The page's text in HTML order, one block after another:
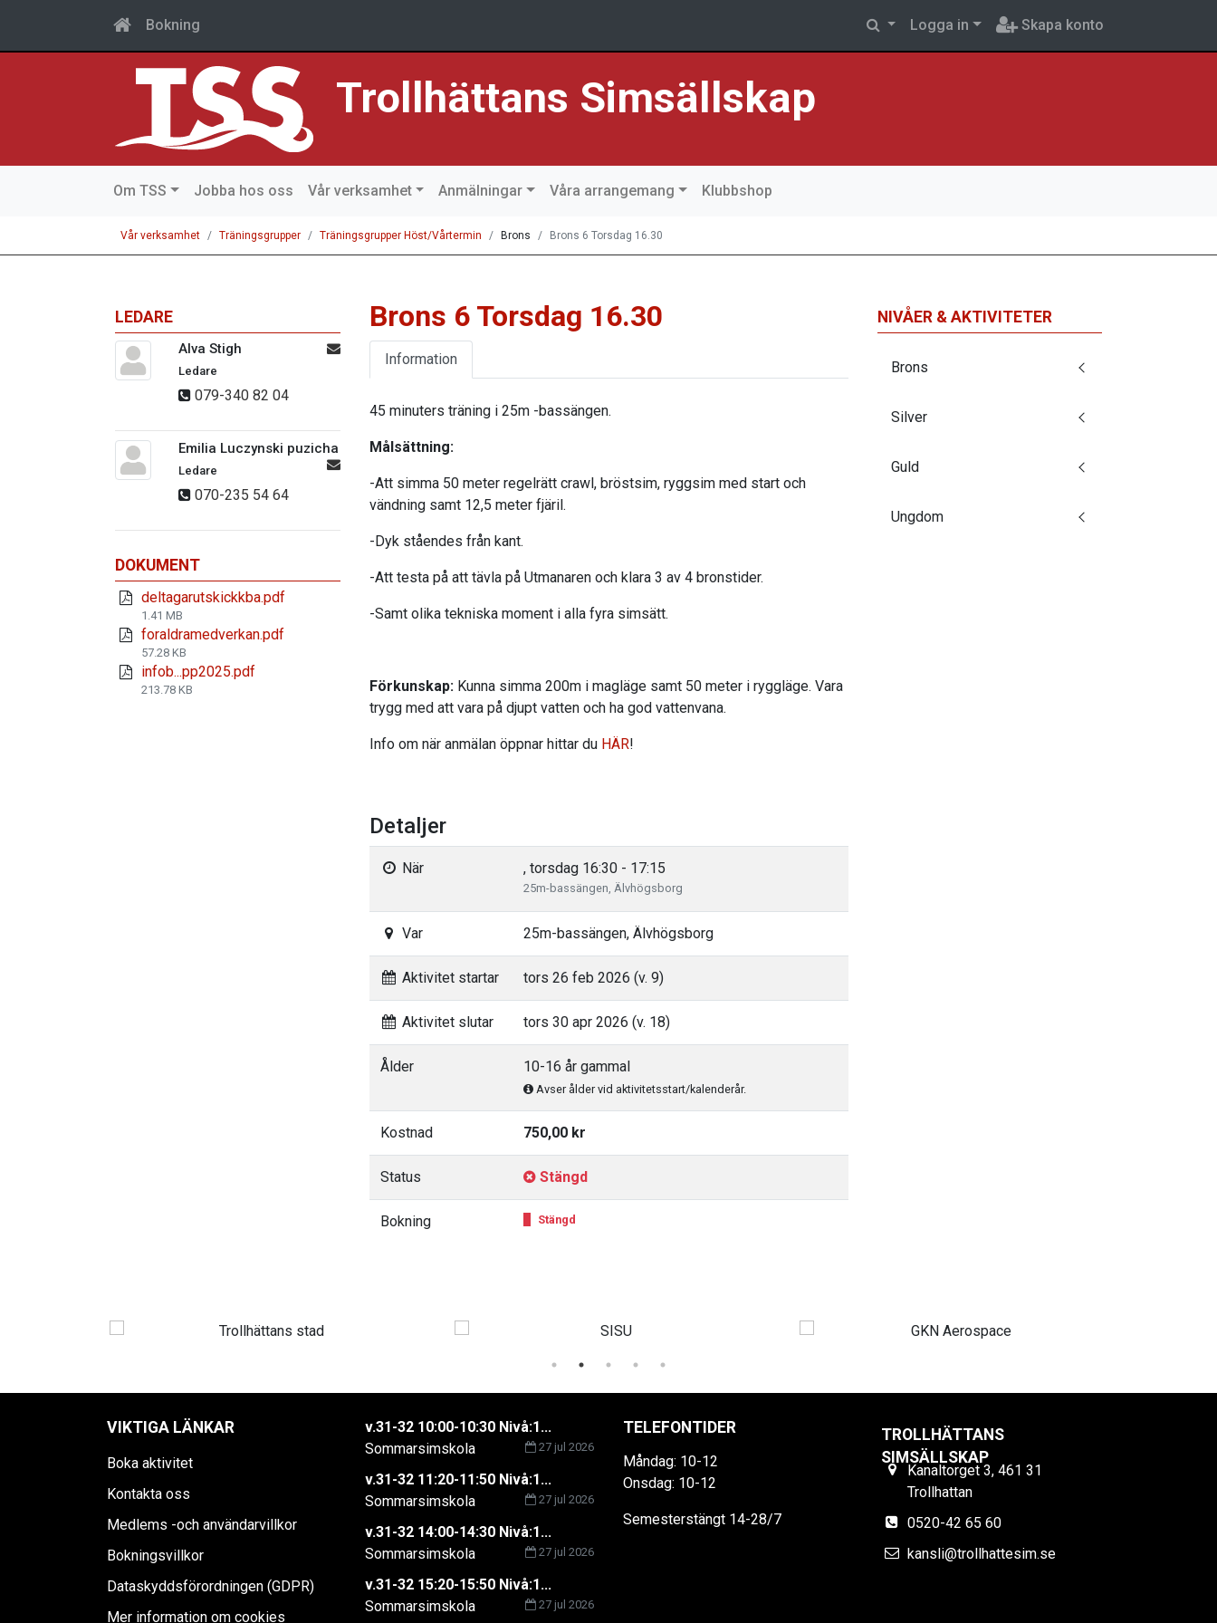
Bokning Logga in Skapa konto
Trollhättans Simsällskap
Om TSS Jobba hos oss Vår verksamhet Anmälningar Våra arrangemang Klubbshop
Vår verksamhet Träningsgrupper Träningsgrupper Höst/Vårtermin Brons Brons 6 Torsdag 16.30
LEDARE
Alva Stigh
Ledare
079-340 82 04
Emilia Luczynski puzicha
Ledare
070-235 54 64
DOKUMENT
deltagarutskickkba.pdf
1.41 MB
foraldramedverkan.pdf
57.28 KB
infob...pp2025.pdf
213.78 KB
Brons 6 Torsdag 16.30
Information
45 minuters träning i 25m -bassängen.
Målsättning:
-Att simma 50 meter regelrätt crawl, bröstsim, ryggsim med start och
vändning samt 12,5 meter fjäril.
-Dyk ståendes från kant.
-Att testa på att tävla på Utmanaren och klara 3 av 4 bronstider.
-Samt olika tekniska moment i alla fyra simsätt.
Förkunskap:Kunna simma 200m i magläge samt 50 meter i ryggläge. Vara
trygg med att vara på djupt vatten och ha god vattenvana.
Info om när anmälan öppnar hittar du HÄR!
Detaljer
När , torsdag 16:30 - 17:15
25m-bassängen, Älvhögsborg
Var 25m-bassängen, Älvhögsborg
Aktivitet startar tors 26 feb 2026 (v. 9)
Aktivitet slutar tors 30 apr 2026 (v. 18)
Ålder 10-16 år gammal
Avser ålder vid aktivitetsstart/kalenderår.
Kostnad 750,00 kr
Status Stängd
Bokning Stängd
NIVÅER & AKTIVITETER
Brons
Silver
Guld
Ungdom
VIKTIGA LÄNKAR
Boka aktivitet
Kontakta oss
Medlems -och användarvillkor
Bokningsvillkor
Dataskyddsförordningen (GDPR)
Mer information om cookies
v.31-32 10:00-10:30 Nivå:1...
27 jul 2026
Sommarsimskola
v.31-32 11:20-11:50 Nivå:1...
27 jul 2026
Sommarsimskola
v.31-32 14:00-14:30 Nivå:1...
27 jul 2026
Sommarsimskola
v.31-32 15:20-15:50 Nivå:1...
27 jul 2026
Sommarsimskola
TELEFONTIDER
Måndag: 10-12
Onsdag: 10-12
Semesterstängt 14-28/7
TROLLHÄTTANS
SIMSÄLLSKAP
Kanaltorget 3, 461 31
Trollhattan
0520-42 65 60
kansli@trollhattesim.se